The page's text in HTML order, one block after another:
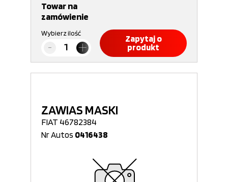
Towar na
zamówienie
Wybierz ilość
Zapytaj o
produkt
ZAWIAS MASKI
FIAT 46782384
Nr Autos 0416438